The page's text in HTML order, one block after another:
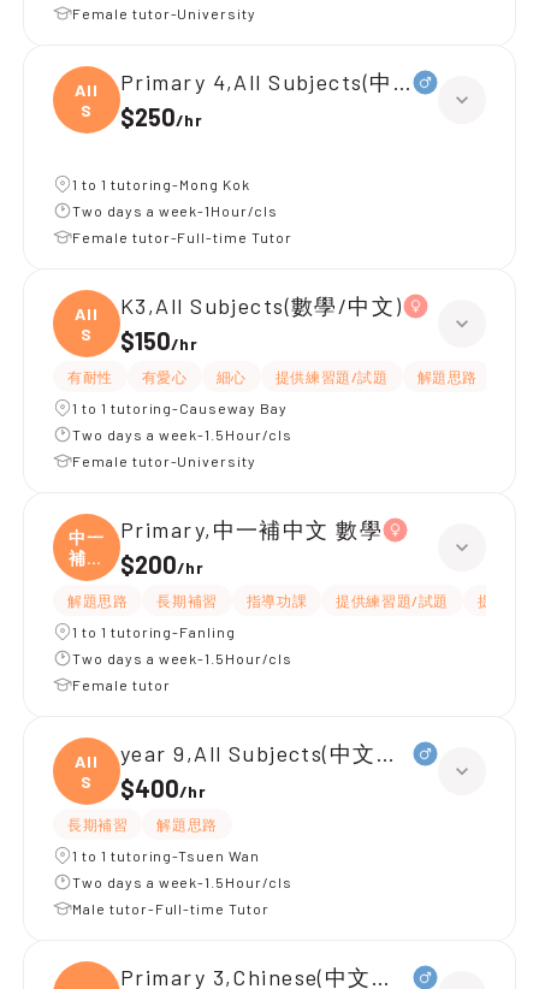
Female tutor-University
All
S
Primary 4,All Subjects(中文數學)
$250/hr
1 to 1 tutoring-Mong Kok
Two days a week-1Hour/cls
Female tutor-Full-time Tutor
All
S
K3,All Subjects(數學/中文)
$150/hr
有耐性 有愛心 細心 提供練習題/試題 解題思路
1 to 1 tutoring-Causeway Bay
Two days a week-1.5Hour/cls
Female tutor-University
中一
補中
文
Primary,中一補中文 數學
$200/hr
解題思路 長期補習 指導功課 提供練習題/試題
提供筆記
1 to 1 tutoring-Fanling
Two days a week-1.5Hour/cls
Female tutor
All
S
year 9,All Subjects(中文英文)
$400/hr
長期補習
解題思路
1 to 1 tutoring-Tsuen Wan
Two days a week-1.5Hour/cls
Male tutor-Full-time Tutor
Primary 3,Chinese(中文寫作為主)